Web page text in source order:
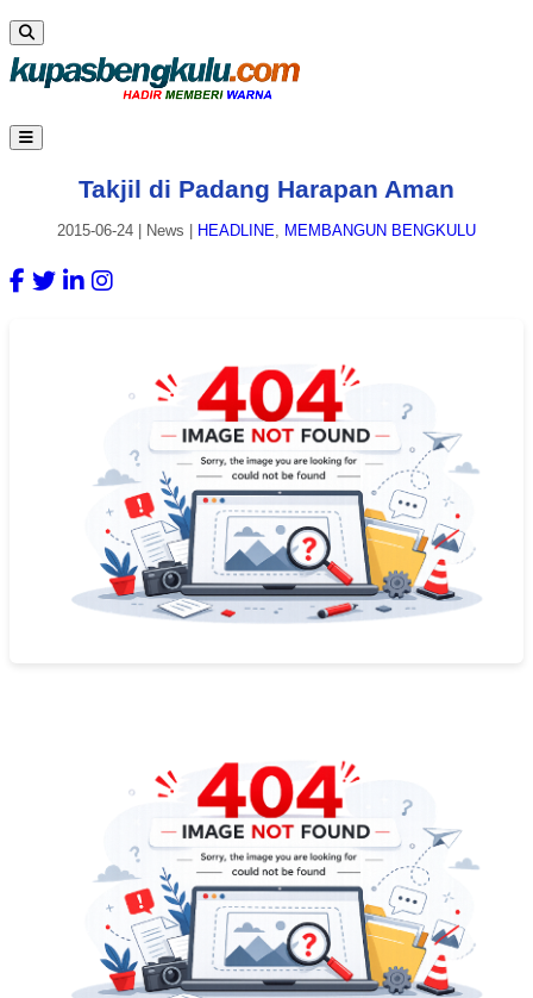
Takjil di Padang Harapan Aman
2015-06-24 News HEADLINE, MEMBANGUN BENGKULU